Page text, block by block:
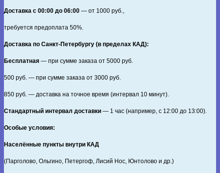
Доставка с 00:00 до 06:00 — от 1000 руб.,
требуется предоплата 50%.
Доставка по Санкт‑Петербургу (в пределах КАД):
Бесплатная — при сумме заказа от 5000 руб.
500 руб. — при сумме заказа от 3000 руб.
850 руб. — доставка на точное время (интервал 10 минут).
Стандартный интервал доставки — 1 час (например, с 12:00 до 13:00).
Особые условия:
Населённые пункты внутри КАД
(Парголово, Ольгино, Петергоф, Лисий Нос, Юнтолово и др.)